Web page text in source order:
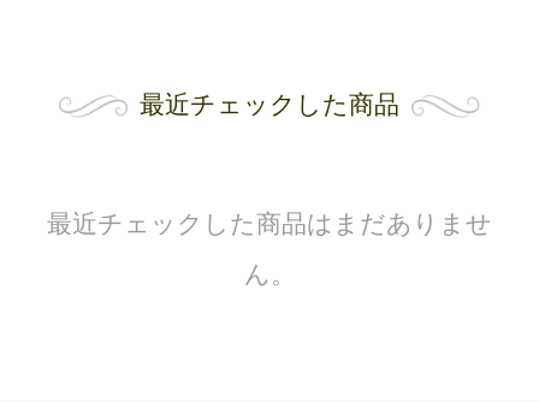
最近チェックした商品
最近チェックした商品はまだありませ
ん。